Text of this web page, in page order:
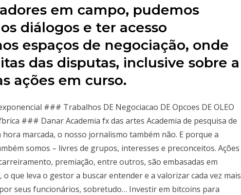
em campo, pudemos
diálogos e ter acesso
espaços de negociação, onde
das disputas, inclusive sobre a
ações em curso.
### Trabalhos DE Negociacao DE Opcoes DE OLEO
### Danar Academia fx das artes Academia de pesquisa de
marcada, o nosso jornalismo também não. E porque a
somos – livres de grupos, interesses e preconceitos. Ações
premiação, entre outros, são embasadas em
que leva o gestor a buscar entender e a valorizar cada vez mais
seus funcionários, sobretudo… Investir em bitcoins para